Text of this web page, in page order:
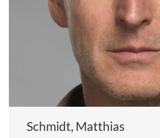
Schmidt, Matthias